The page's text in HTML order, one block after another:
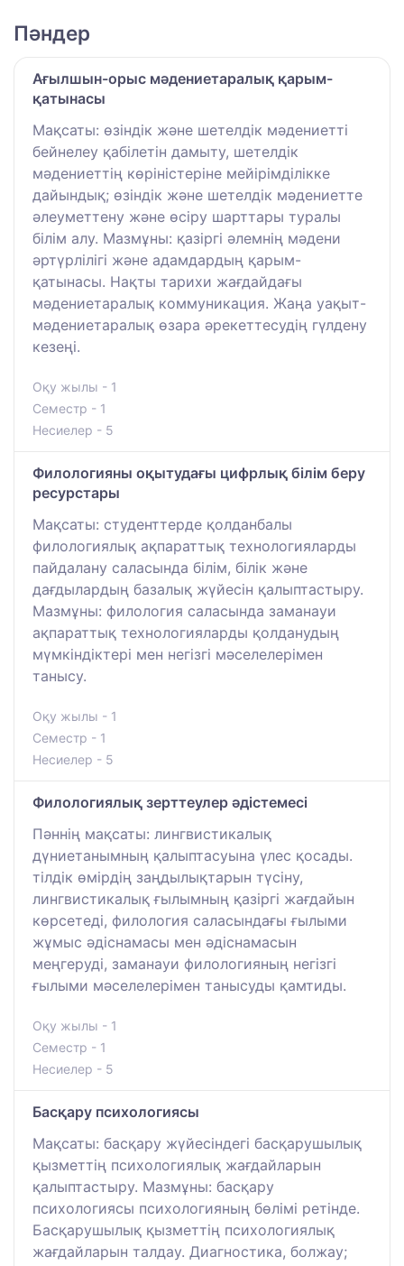
Пәндер
Ағылшын-орыс мәдениетаралық қарым-
қатынасы
Мақсаты: өзіндік және шетелдік мәдениетті
бейнелеу қабілетін дамыту, шетелдік
мәдениеттің көріністеріне мейірімділікке
дайындық; өзіндік және шетелдік мәдениетте
әлеуметтену және өсіру шарттары туралы
білім алу. Мазмұны: қазіргі әлемнің мәдени
әртүрлілігі және адамдардың қарым-
қатынасы. Нақты тарихи жағдайдағы
мәдениетаралық коммуникация. Жаңа уақыт-
мәдениетаралық өзара әрекеттесудің гүлдену
кезеңі.
Оқу жылы - 1
Семестр - 1
Несиелер - 5
Филологияны оқытудағы цифрлық білім беру
ресурстары
Мақсаты: студенттерде қолданбалы
филологиялық ақпараттық технологияларды
пайдалану саласында білім, білік және
дағдылардың базалық жүйесін қалыптастыру.
Мазмұны: филология саласында заманауи
ақпараттық технологияларды қолданудың
мүмкіндіктері мен негізгі мәселелерімен
танысу.
Оқу жылы - 1
Семестр - 1
Несиелер - 5
Филологиялық зерттеулер әдістемесі
Пәннің мақсаты: лингвистикалық
дүниетанымның қалыптасуына үлес қосады.
тілдік өмірдің заңдылықтарын түсіну,
лингвистикалық ғылымның қазіргі жағдайын
көрсетеді, филология саласындағы ғылыми
жұмыс әдіснамасы мен әдіснамасын
меңгеруді, заманауи филологияның негізгі
ғылыми мәселелерімен танысуды қамтиды.
Оқу жылы - 1
Семестр - 1
Несиелер - 5
Басқару психологиясы
Мақсаты: басқару жүйесіндегі басқарушылық
қызметтің психологиялық жағдайларын
қалыптастыру. Мазмұны: басқару
психологиясы психологияның бөлімі ретінде.
Басқарушылық қызметтің психологиялық
жағдайларын талдау. Диагностика, болжау;